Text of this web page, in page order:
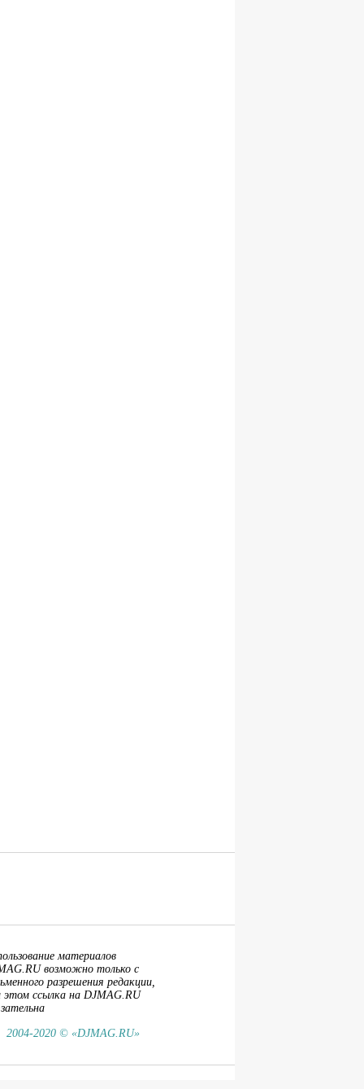
материалов
возможно только с
разрешения редакции,
этом ссылка на DJMAG.RU
2004-2020 © «DJMAG.RU»